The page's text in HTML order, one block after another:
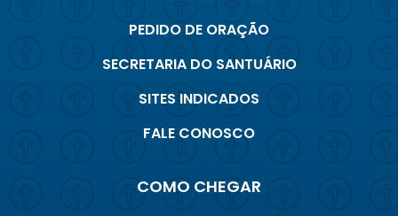
PEDIDO DE ORAÇÃO
SECRETARIA DO SANTUÁRIO
SITES INDICADOS
FALE CONOSCO
COMO CHEGAR